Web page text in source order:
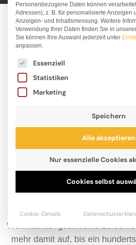
Lilja Hindahl, geboren 2010,
Corona-Lockdown die
Weihnachts- geschichte zu
mehr damit auf, bis ein
Personenbezogene Daten können
Adressen), z. B. für personalisierte Anzeigen
Anzeigen- und Inhaltsmessung. Weitere
Verwendung Ihrer Daten finden Sie in unserer
Sie können Ihre Auswahl jederzeit unter
anpassen.
Es folgt eine Liste der
Essenziell
Statistiken
Marketing
Speichern
Alle akzeptieren
Nur essenzielle Cookies
Cookies selbst
Cookie-Details